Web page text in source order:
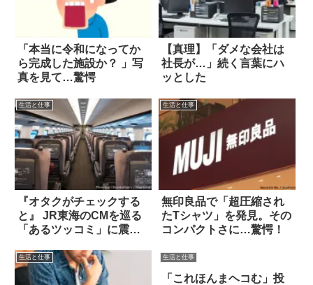
「本当に令和になってか
ら完成した施設か？ 」写
真を見て…驚愕
【真理】「ダメな会社は
社長が…」続く言葉にハ
ッとした
生活と仕事
『オタクがチェックする
と』 JR東海のCMを巡る
「あるツッコミ」に震え
生活と仕事
無印良品で「超圧縮され
たTシャツ」を発見。その
コンパクトさに…驚愕！
生活と仕事 生活と仕事
「これほんまヘコむ」投